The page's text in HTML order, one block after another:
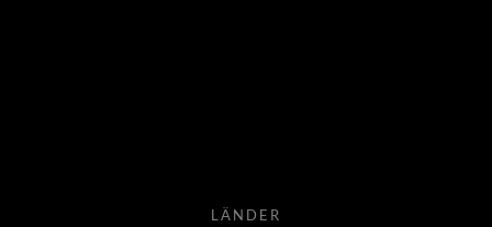
LÄNDER